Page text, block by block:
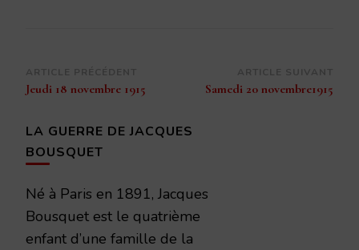
Navigation
d’article
Jeudi 18 novembre 1915 Samedi 20 novembre1915
LA GUERRE DE JACQUES
BOUSQUET
Né à Paris en 1891, Jacques
Bousquet est le quatrième
enfant d’une famille de la